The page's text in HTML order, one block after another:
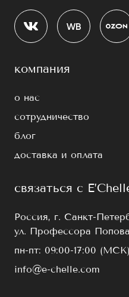
компания
о нас
сотрудничество
блог
доставка и оплата
связаться с
Россия, г. Санкт-
ул. Профессора
пн-пт: 09:00-17:00 (МСК)
info@e-chelle.com